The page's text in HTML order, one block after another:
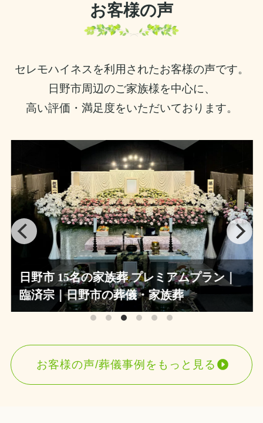
お客様の声
セレモハイネスを利用されたお客様の声です。
日野市周辺のご家族様を中心に、
高い評価・満足度をいただいております。
日野市 15名の家族葬 プレミアムプラン｜
臨済宗｜日野市の葬儀・家族葬
お客様の声/葬儀事例をもっと見る